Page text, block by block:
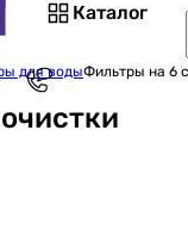
Каталог
для водыФильтры на 6